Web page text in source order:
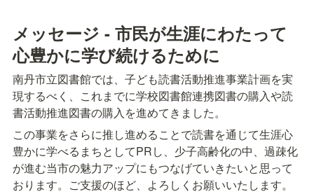
メッセージ - 市民が生涯にわたって
心豊かに学び続けるために
南丹市立図書館では、子ども読書活動推進事業計画を実
現するべく、これまでに学校図書館連携図書の購入や読
書活動推進図書の購入を進めてきました。
この事業をさらに推し進めることで読書を通じて生涯心
豊かに学べるまちとしてPRし、少子高齢化の中、過疎化
が進む当市の魅力アップにもつなげていきたいと思って
おります。ご支援のほど、よろしくお願いいたします。